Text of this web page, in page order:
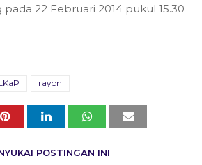
22 Februari 2014 pukul 15.30
rayon
POSTINGAN INI